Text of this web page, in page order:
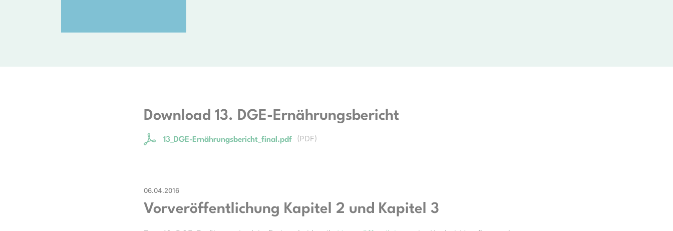
Download 13. DGE-Ernährungsbericht
13_DGE-Ernährungsbericht_final.pdf (PDF)
06.04.2016
Vorveröffentlichung Kapitel 2 und Kapitel 3